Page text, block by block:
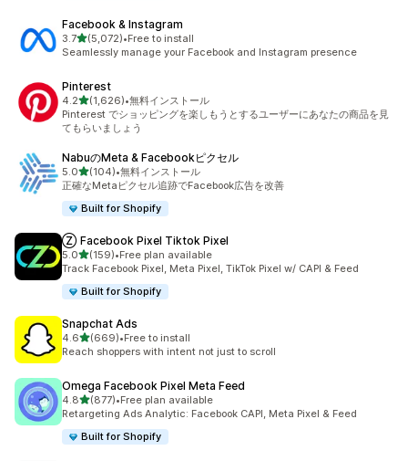
Facebook & Instagram
3.75つ星中
(5,072)
合計レビュー数：5072件
•Free to install
Seamlessly manage your Facebook and Instagram presence
Pinterest
4.25つ星中
(1,626)
合計レビュー数：1626件
•無料インストール
Pinterest でショッピングを楽しもうとするユーザーにあなたの商品を見
てもらいましょう
NabuのMeta & Facebookピクセル
5.05つ星中
(104)
合計レビュー数：104件
•無料インストール
正確なMetaピクセル追跡でFacebook広告を改善
Built for Shopify
Ⓩ Facebook Pixel Tiktok Pixel
5.05つ星中
(159)
合計レビュー数：159件
•Free plan available
Track Facebook Pixel, Meta Pixel, TikTok Pixel w/ CAPI & Feed
Built for Shopify
Snapchat Ads
4.65つ星中
(669)
合計レビュー数：669件
•Free to install
Reach shoppers with intent not just to scroll
Omega Facebook Pixel Meta Feed
4.85つ星中
(877)
合計レビュー数：877件
•Free plan available
Retargeting Ads Analytic: Facebook CAPI, Meta Pixel & Feed
Built for Shopify